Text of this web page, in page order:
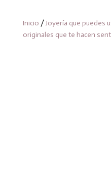
Inicio /Joyería que puedes
originales que te hacen